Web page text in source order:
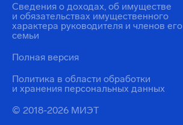
© 2018-2026 МИЭТ
Политика в области обработки
и хранения персональных данных
Сведения о доходах, об имуществе
и обязательствах имущественного
характера руководителя и членов его
семьи
Полная версия